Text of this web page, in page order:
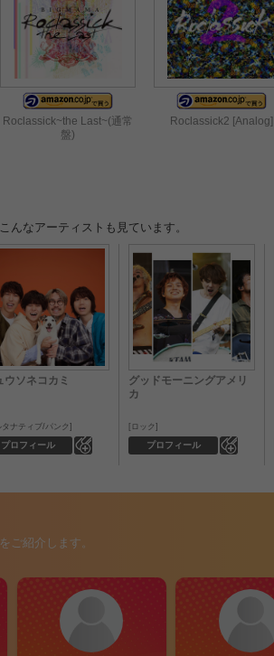
Roclassick~the Last~(通常
盤)
Roclassick2 [Analog]
んなアーティストも見ています。
ウソネコカミ
プロフィール
タナティブ/パンク
グッドモーニングアメリ
カ
プロフィール
ロック
ご紹介します。